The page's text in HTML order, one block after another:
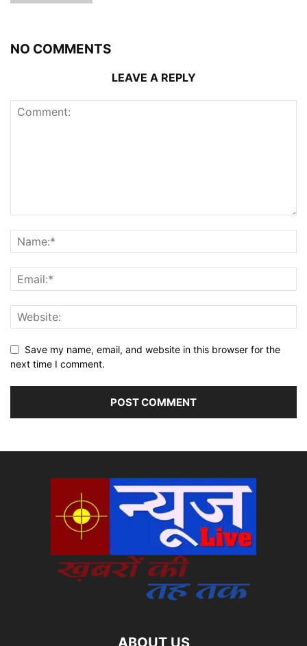
NO COMMENTS
LEAVE A REPLY
Save my name, email, and website in this browser for the
next time I comment.